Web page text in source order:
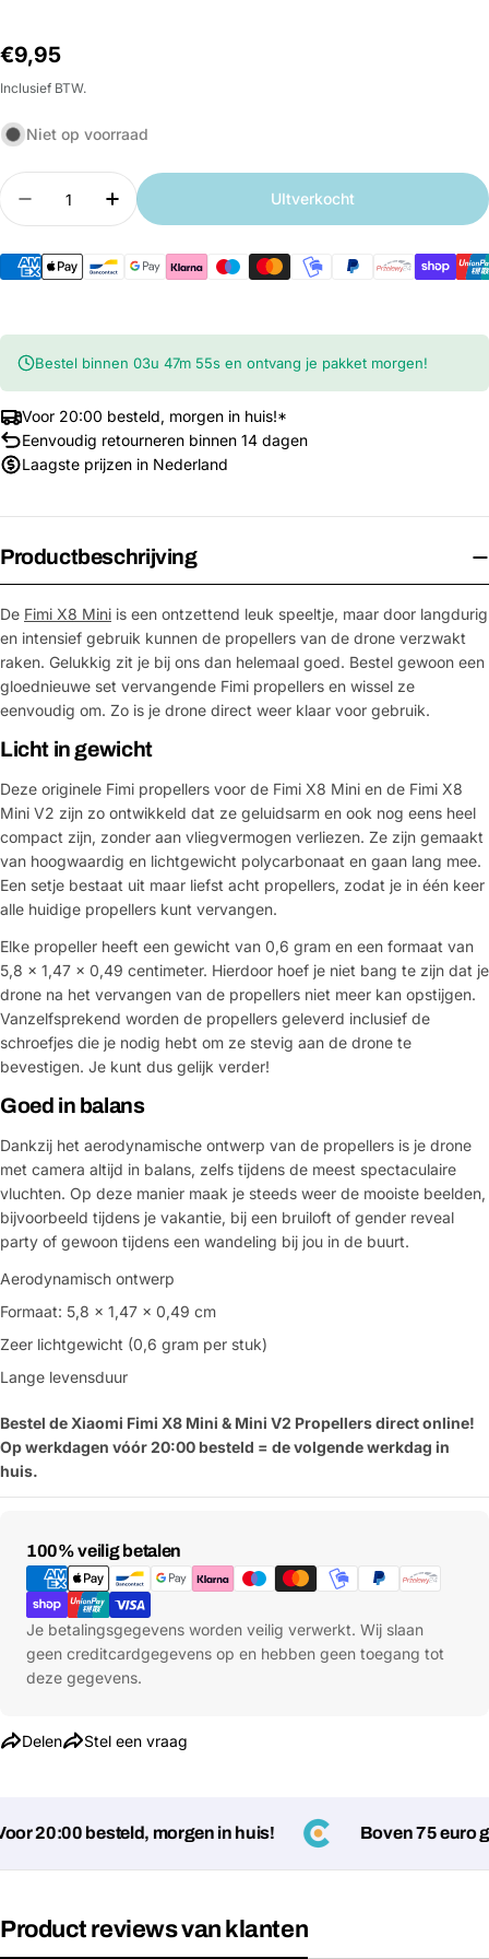
Normale
prijs
€9,95
Inclusief BTW.
Niet op voorraad
Aantal
Aantal verlagen voor Xiaomi Fimi X8 Mini
Aantal verhogen voor Xiaomi Fimi X8
UItverkocht
Bestel binnen 03u 47m 54s en ontvang je pakket morgen!
Voor 20:00 besteld, morgen in huis!*
Eenvoudig retourneren binnen 14 dagen
Laagste prijzen in Nederland
Productbeschrijving
De Fimi X8 Mini is een ontzettend leuk speeltje, maar door langdurig
en intensief gebruik kunnen de propellers van de drone verzwakt
raken. Gelukkig zit je bij ons dan helemaal goed. Bestel gewoon een
gloednieuwe set vervangende Fimi propellers en wissel ze
eenvoudig om. Zo is je drone direct weer klaar voor gebruik.
Licht in gewicht
Deze originele Fimi propellers voor de Fimi X8 Mini en de Fimi X8
Mini V2 zijn zo ontwikkeld dat ze geluidsarm en ook nog eens heel
compact zijn, zonder aan vliegvermogen verliezen. Ze zijn gemaakt
van hoogwaardig en lichtgewicht polycarbonaat en gaan lang mee.
Een setje bestaat uit maar liefst acht propellers, zodat je in één keer
alle huidige propellers kunt vervangen.
Elke propeller heeft een gewicht van 0,6 gram en een formaat van
5,8 x 1,47 x 0,49 centimeter. Hierdoor hoef je niet bang te zijn dat je
drone na het vervangen van de propellers niet meer kan opstijgen.
Vanzelfsprekend worden de propellers geleverd inclusief de
schroefjes die je nodig hebt om ze stevig aan de drone te
bevestigen. Je kunt dus gelijk verder!
Goed in balans
Dankzij het aerodynamische ontwerp van de propellers is je drone
met camera altijd in balans, zelfs tijdens de meest spectaculaire
vluchten. Op deze manier maak je steeds weer de mooiste beelden,
bijvoorbeeld tijdens je vakantie, bij een bruiloft of gender reveal
party of gewoon tijdens een wandeling bij jou in de buurt.
Aerodynamisch ontwerp
Formaat: 5,8 x 1,47 x 0,49 cm
Zeer lichtgewicht (0,6 gram per stuk)
Lange levensduur
Bestel de Xiaomi Fimi X8 Mini & Mini V2 Propellers direct online!
Op werkdagen vóór 20:00 besteld = de volgende werkdag in
huis.
100% veilig betalen
Betaalmethoden
Je betalingsgegevens worden veilig verwerkt. Wij slaan
geen creditcardgegevens op en hebben geen toegang tot
deze gegevens.
Delen Stel een vraag
20:00 besteld, morgen in huis! Boven 75 euro
Product reviews van klanten